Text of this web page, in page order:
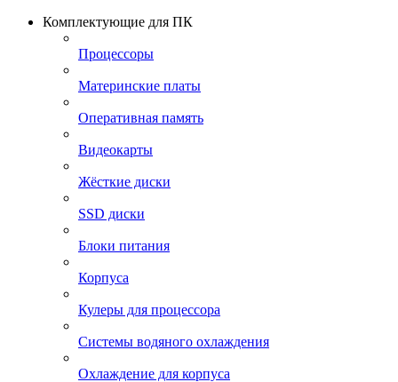
Комплектующие для ПК
Процессоры
Материнские платы
Оперативная память
Видеокарты
Жёсткие диски
SSD диски
Блоки питания
Корпуса
Кулеры для процессора
Системы водяного охлаждения
Охлаждение для корпуса